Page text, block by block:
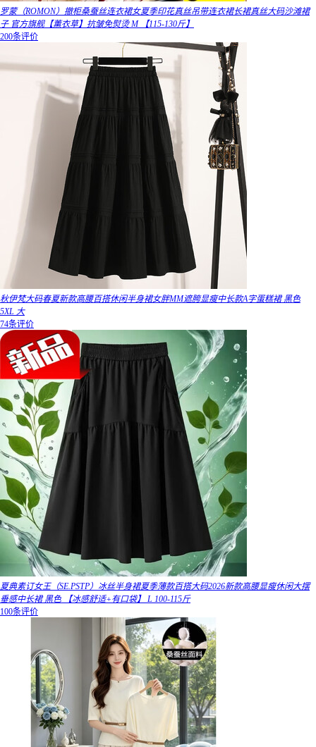
罗蒙（ROMON）撤柜桑蚕丝连衣裙女夏季印花真丝吊带连衣裙长裙真丝大码沙滩裙
子 官方旗舰【薰衣草】抗皱免熨烫 M 【115-130斤】
200条评价
秋伊梵大码春夏新款高腰百搭休闲半身裙女胖MM遮胯显瘦中长款A字蛋糕裙 黑色
5XL 大
74条评价
夏典素订女王（SE.PSTP）冰丝半身裙夏季薄款百搭大码2026新款高腰显瘦休闲大摆
垂感中长裙 黑色 【冰感舒适+有口袋】 L 100-115斤
100条评价